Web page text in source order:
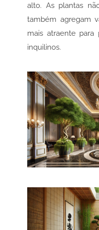
alto. As plantas
também agregam
mais atraente para
inquilinos.